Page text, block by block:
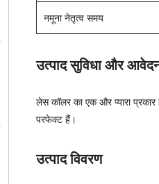
नमूना नेतृत्व समय
उत्पाद सुविधा और
लेस कॉलर का एक और प्यारा
परफेक्ट हैं।
उत्पाद विवरण